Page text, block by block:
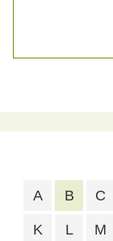
A B C
K L M